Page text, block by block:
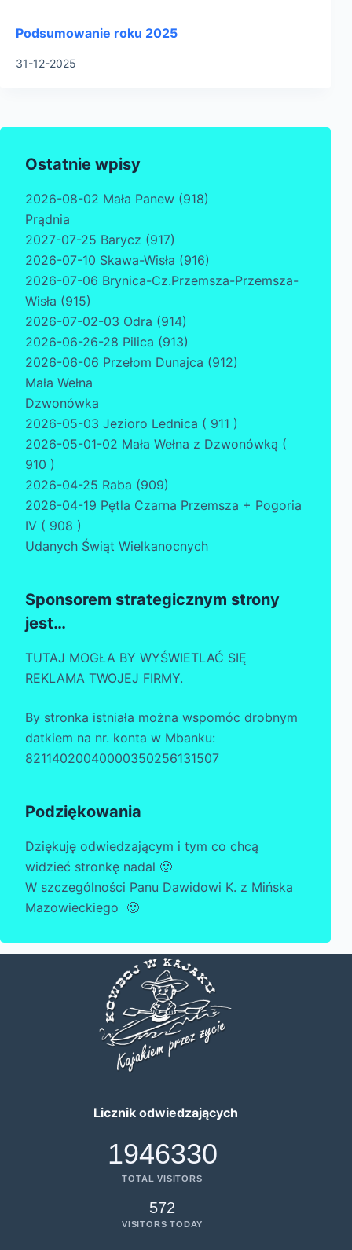
Podsumowanie roku 2025
31-12-2025
Ostatnie wpisy
2026-08-02 Mała Panew (918)
Prądnia
2027-07-25 Barycz (917)
2026-07-10 Skawa-Wisła (916)
2026-07-06 Brynica-Cz.Przemsza-Przemsza-
Wisła (915)
2026-07-02-03 Odra (914)
2026-06-26-28 Pilica (913)
2026-06-06 Przełom Dunajca (912)
Mała Wełna
Dzwonówka
2026-05-03 Jezioro Lednica ( 911 )
2026-05-01-02 Mała Wełna z Dzwonówką (
910 )
2026-04-25 Raba (909)
2026-04-19 Pętla Czarna Przemsza + Pogoria
IV ( 908 )
Udanych Świąt Wielkanocnych
Sponsorem strategicznym strony
jest…
TUTAJ MOGŁA BY WYŚWIETLAĆ SIĘ
REKLAMA TWOJEJ FIRMY.
By stronka istniała można wspomóc drobnym
datkiem na nr. konta w Mbanku:
82114020040000350256131507
Podziękowania
Dziękuję odwiedzającym i tym co chcą
widzieć stronkę nadal 🙂
W szczególności Panu Dawidowi K. z Mińska
Mazowieckiego 🙂
Licznik odwiedzających
1946330
TOTAL VISITORS
572
VISITORS TODAY